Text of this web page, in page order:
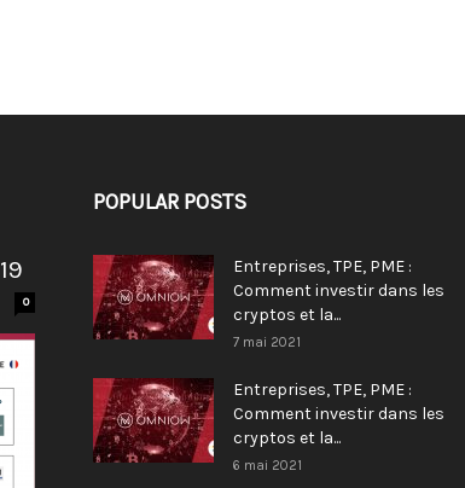
0
POPULAR POSTS
Entreprises, TPE, PME :
Comment investir dans les
cryptos et la...
7 mai 2021
Entreprises, TPE, PME :
Comment investir dans les
cryptos et la...
6 mai 2021